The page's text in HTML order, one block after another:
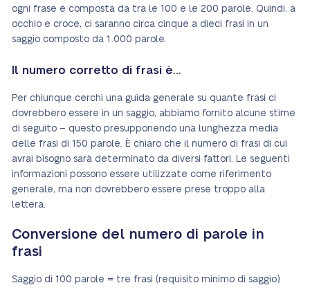
ogni frase è composta da tra le 100 e le 200 parole. Quindi, a
occhio e croce, ci saranno circa cinque a dieci frasi in un
saggio composto da 1.000 parole.
Il numero corretto di frasi è…
Per chiunque cerchi una guida generale su quante frasi ci
dovrebbero essere in un saggio, abbiamo fornito alcune stime
di seguito – questo presupponendo una lunghezza media
delle frasi di 150 parole. È chiaro che il numero di frasi di cui
avrai bisogno sarà determinato da diversi fattori. Le seguenti
informazioni possono essere utilizzate come riferimento
generale, ma non dovrebbero essere prese troppo alla
lettera.
Conversione del numero di parole in
frasi
Saggio di 100 parole = tre frasi (requisito minimo di saggio)